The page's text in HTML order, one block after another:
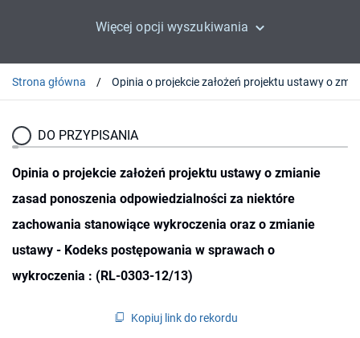
Więcej opcji wyszukiwania
Strona główna
DO PRZYPISANIA
Opinia o projekcie założeń projektu ustawy o zmianie
zasad ponoszenia odpowiedzialności za niektóre
zachowania stanowiące wykroczenia oraz o zmianie
ustawy - Kodeks postępowania w sprawach o
wykroczenia : (RL-0303-12/13)
Kopiuj link do rekordu